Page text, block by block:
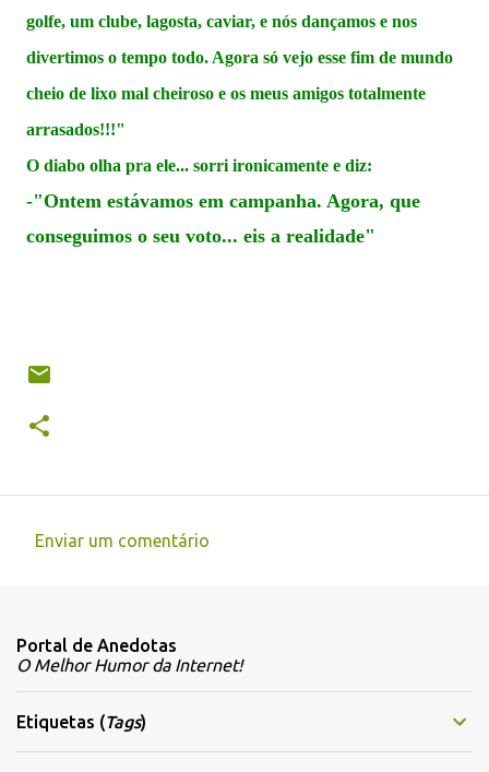
golfe, um clube, lagosta, caviar, e nós dançamos e nos
divertimos o tempo todo. Agora só vejo esse fim de mundo
cheio de lixo mal cheiroso e os meus amigos totalmente
arrasados!!!"
O diabo olha pra ele... sorri ironicamente e diz:
-"Ontem estávamos em campanha. Agora, que
conseguimos o seu voto... eis a realidade"
e
n
t
á
Enviar um comentário
Portal de Anedotas
O Melhor Humor da Internet!
Etiquetas (Tags)